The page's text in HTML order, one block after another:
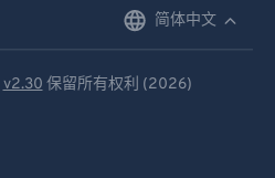
简体中文
v2.30 保留所有权利 (2026)